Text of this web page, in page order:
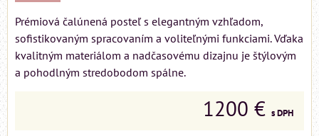
Prémiová čalúnená posteľ s elegantným vzhľadom,
sofistikovaným spracovaním a voliteľnými funkciami. Vďaka
kvalitným materiálom a nadčasovému dizajnu je štýlovým
a pohodlným stredobodom spálne.
1200 € s DPH